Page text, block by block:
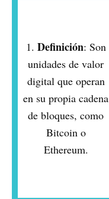
1. Definición: Son
unidades de valor
digital que operan
en su propia cadena
de bloques, como
Bitcoin o
Ethereum.